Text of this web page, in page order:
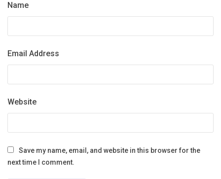
Name
Email Address
Website
Save my name, email, and website in this browser for the
next time I comment.